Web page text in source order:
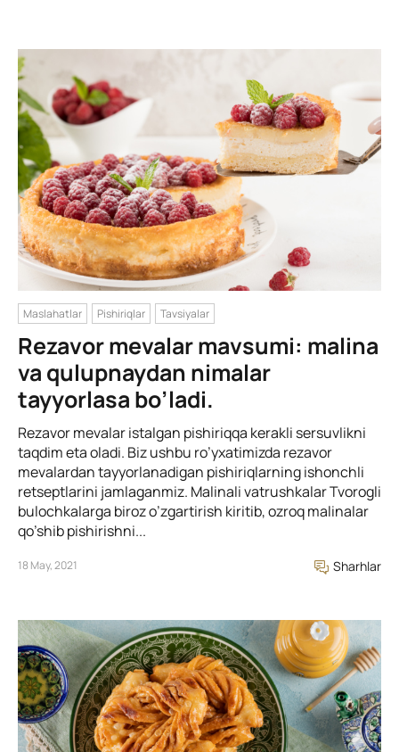
Maslahatlar Pishiriqlar Tavsiyalar
Rezavor mevalar mavsumi: malina
va qulupnaydan nimalar
tayyorlasa bo’ladi.
Rezavor mevalar istalgan pishiriqqa kerakli sersuvlikni
taqdim eta oladi. Biz ushbu ro’yxatimizda rezavor
mevalardan tayyorlanadigan pishiriqlarning ishonchli
retseptlarini jamlaganmiz. Malinali vatrushkalar Tvorogli
bulochkalarga biroz o’zgartirish kiritib, ozroq malinalar
qo’shib pishirishni...
18 May, 2021 Sharhlar